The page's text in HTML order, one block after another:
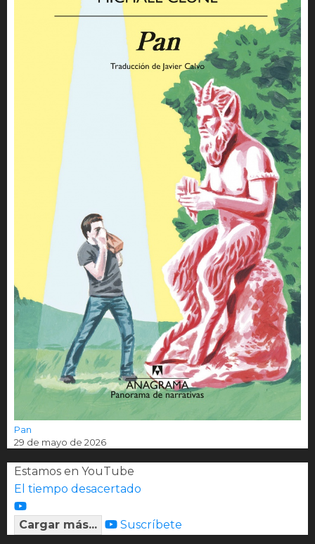
Pan
29 de mayo de 2026
Estamos en YouTube
El tiempo desacertado
Cargar más... Suscríbete